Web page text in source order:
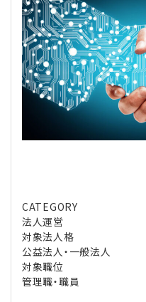
評議員会・社員総会
理事・監事
評議員
法改正-法人運営
定期提出書類
会計処理
寄附
電子帳簿保存法
労務
労務管理
給与計算
法務
法務
利益相反取引
経営
経営
カレンダー
NEWS・TOPIC・特報
【連載】オピニオンリー
【連載】公益法人制度の
【連載】採用・定着・育成
【連載】事例に学ぶ立入
【連載】シェアコモン200
公益・一般法人オンラインとは
登録案内
専門誌一覧
CATEGORY
法人運営
対象法人格
公益法人・一般法人
対象職位
管理職・職員